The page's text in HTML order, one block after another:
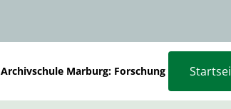
Archivschule Marburg: Forschung